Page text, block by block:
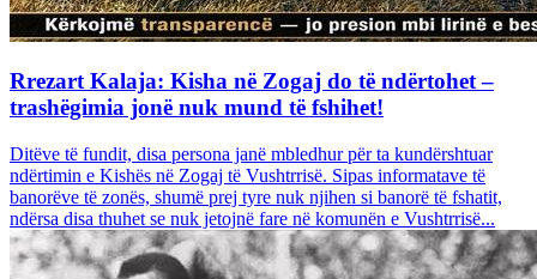
Rrezart Kalaja: Kisha në Zogaj do të ndërtohet –
trashëgimia jonë nuk mund të fshihet!
Ditëve të fundit, disa persona janë mbledhur për ta kundërshtuar
ndërtimin e Kishës në Zogaj të Vushtrrisë. Sipas informatave të
banorëve të zonës, shumë prej tyre nuk njihen si banorë të fshatit,
ndërsa disa thuhet se nuk jetojnë fare në komunën e Vushtrrisë...